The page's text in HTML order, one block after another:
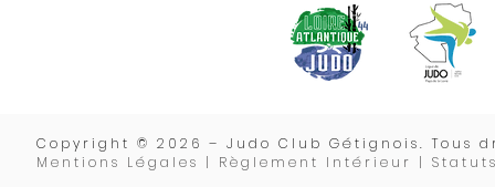
Copyrigh t © 2026 – Judo Club Gétignois. Tous
Mentions Légales | Règlement Intérieur |